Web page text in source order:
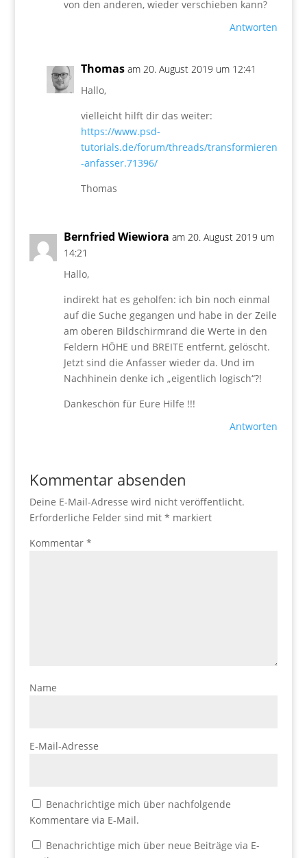
von den anderen, wieder verschieben kann?
Antworten
Thomas am 20. August 2019 um 12:41
Hallo,
vielleicht hilft dir das weiter:
https://www.psd-
tutorials.de/forum/threads/transformieren
-anfasser.71396/
Thomas
Bernfried Wiewiora am 20. August 2019 um
14:21
Hallo,
indirekt hat es geholfen: ich bin noch einmal
auf die Suche gegangen und habe in der Zeile
am oberen Bildschirmrand die Werte in den
Feldern HÖHE und BREITE entfernt, gelöscht.
Jetzt sind die Anfasser wieder da. Und im
Nachhinein denke ich „eigentlich logisch“?!
Dankeschön für Eure Hilfe !!!
Antworten
Kommentar absenden
Deine E-Mail-Adresse wird nicht veröffentlicht.
Erforderliche Felder sind mit * markiert
Kommentar *
Name
E-Mail-Adresse
Benachrichtige mich über nachfolgende
Kommentare via E-Mail.
Benachrichtige mich über neue Beiträge via E-